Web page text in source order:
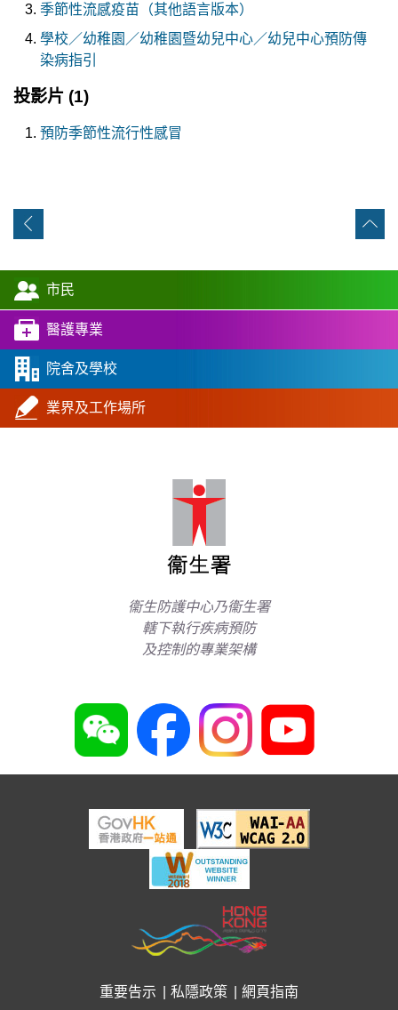
季節性流感疫苗（其他語言版本）
學校／幼稚園／幼稚園暨幼兒中心／幼兒中心預防傳
染病指引
投影片 (1)
預防季節性流行性感冒
市民
醫護專業
院舍及學校
業界及工作場所
衞生防護中心乃衞生署
轄下執行疾病預防
及控制的專業架構
重要告示 私隱政策 網頁指南